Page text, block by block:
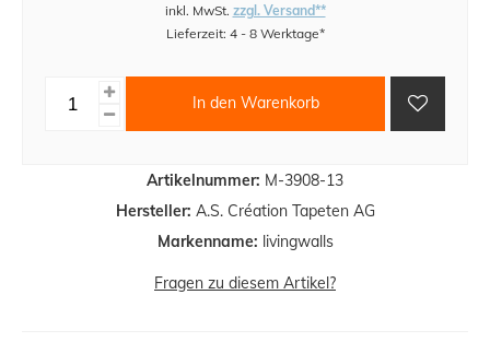
Artikelnummer: M-3908-13
Hersteller: A.S. Création Tapeten AG
Markenname: livingwalls
inkl. MwSt. zzgl. Versand**
Lieferzeit: 4 - 8 Werktage*
In den Warenkorb
Fragen zu diesem Artikel?